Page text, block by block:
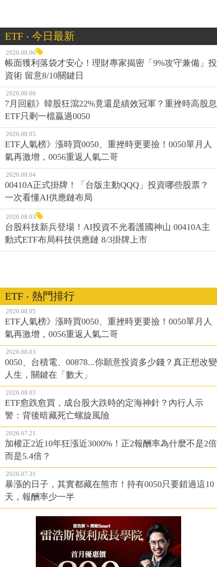
ETF ‧ 今日最新
2026.08.06
帳面獲利落袋才安心！理財專家揭密「9%攻守兼備」投
資術 留意8/10關鍵日
2026.08.06
7月回顧》韓股狂瀉22%竟還是績效冠軍？重挫時高股息
ETF只剩一檔贏過0050
2026.08.05
ETF人氣榜》漲時買0050、重挫時更要撿！0050單月人
氣再激增，0056重返人氣二哥
2026.08.04
00410A正式掛牌！「台版主動QQQ」投資哪些股票？
一次看懂AI供應鏈布局
2026.08.03
台股科技新兵登場！AI投資不光看護國神山 00410A主
動式ETF布局科技供應鏈 8/3掛牌上市
ETF ‧ 熱門排行
2026.08.05
ETF人氣榜》漲時買0050、重挫時更要撿！0050單月人
氣再激增，0056重返人氣二哥
2026.08.03
0050、台積電、00878...你願意投資多少錢？真正想改變
人生，關鍵在「數大」
2026.08.03
ETF愈跌愈買，成台股大跌時的定海神針？內行人示
警：背後暗藏死亡螺旋風險
2026.07.21
加權正2近10年狂漲近3000%！正2報酬率為什麼不是2倍
而是5.4倍？
2026.07.31
暴漲的日子，其實都藏在熊市！持有0050只要錯過這10
天，報酬率少一半